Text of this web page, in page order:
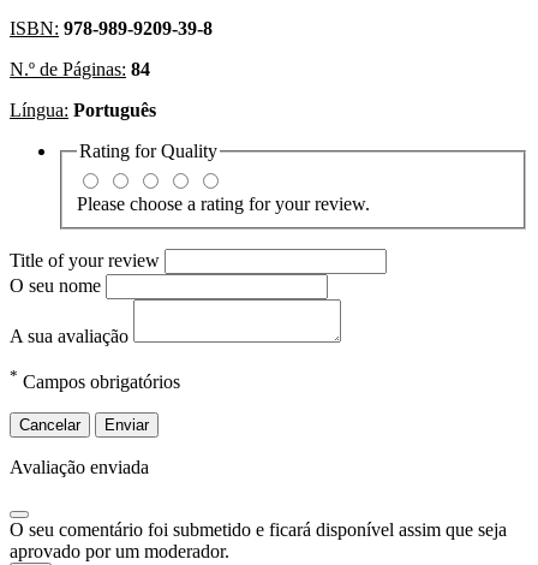
ISBN: 978-989-9209-39-8
N.º de Páginas: 84
Língua: Português
Rating forQuality
Please choose a rating for your review.
Title of your review
O seu nome
A sua avaliação
* Campos obrigatórios
Cancelar Enviar
Avaliação enviada
O seu comentário foi submetido e ficará disponível assim que seja
aprovado por um moderador.